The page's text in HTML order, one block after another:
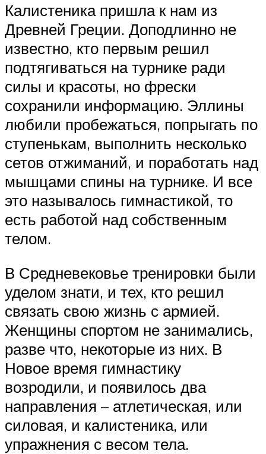
Калистеника пришла к нам из
Древней Греции. Доподлинно не
известно, кто первым решил
подтягиваться на турнике ради
силы и красоты, но фрески
сохранили информацию. Эллины
любили пробежаться, попрыгать по
ступенькам, выполнить несколько
сетов отжиманий, и поработать над
мышцами спины на турнике. И все
это называлось гимнастикой, то
есть работой над собственным
телом.
В Средневековье тренировки были
уделом знати, и тех, кто решил
связать свою жизнь с армией.
Женщины спортом не занимались,
разве что, некоторые из них. В
Новое время гимнастику
возродили, и появилось два
направления – атлетическая, или
силовая, и калистеника, или
упражнения с весом тела.